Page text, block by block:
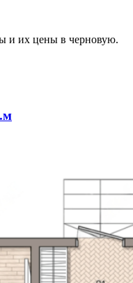
и их цены в черновую.